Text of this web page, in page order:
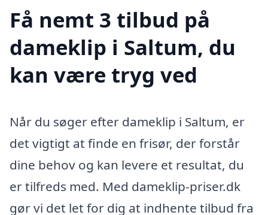
Få nemt 3 tilbud på
dameklip i Saltum, du
kan være tryg ved
Når du søger efter dameklip i Saltum, er
det vigtigt at finde en frisør, der forstår
dine behov og kan levere et resultat, du
er tilfreds med. Med dameklip-priser.dk
gør vi det let for dig at indhente tilbud fra